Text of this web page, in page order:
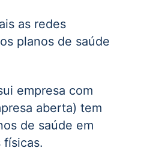
as redes
planos de saúde
empresa com
aberta) tem
de saúde em
físicas.